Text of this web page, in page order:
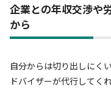
企業との年収交渉や
から
自分からは切り出しにく
ドバイザーが代行してく